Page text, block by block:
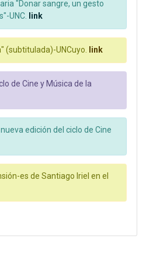
"Donar sangre, un gesto
UNC.
link
(subtitulada)-UNCuyo. link
de Cine y Música de la
edición del ciclo de Cine
es de Santiago Iriel en el